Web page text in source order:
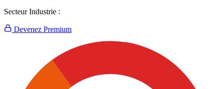
Secteur Industrie :
Devenez Premium